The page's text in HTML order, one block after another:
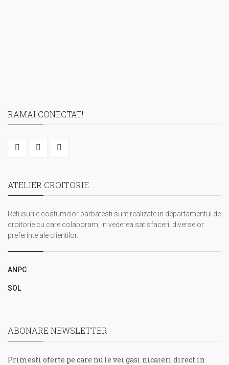
RAMAI CONECTAT!
ATELIER CROITORIE
Retusurile costumelor barbatesti sunt realizate in departamentul de
croitorie cu care colaboram, in vederea satisfacerii diverselor
preferinte ale clientilor.
ANPC
SOL
ABONARE NEWSLETTER
Primesti oferte pe care nu le vei gasi nicaieri direct in